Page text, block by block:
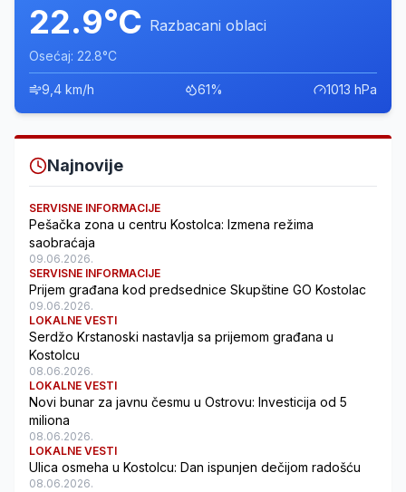
22.9°C Razbacani oblaci
Osećaj: 22.8°C
9,4 km/h 61% 1013 hPa
Najnovije
SERVISNE INFORMACIJE
Pešačka zona u centru Kostolca: Izmena režima
saobraćaja
09.06.2026.
SERVISNE INFORMACIJE
Prijem građana kod predsednice Skupštine GO Kostolac
09.06.2026.
LOKALNE VESTI
Serdžo Krstanoski nastavlja sa prijemom građana u
Kostolcu
08.06.2026.
LOKALNE VESTI
Novi bunar za javnu česmu u Ostrovu: Investicija od 5
miliona
08.06.2026.
LOKALNE VESTI
Ulica osmeha u Kostolcu: Dan ispunjen dečijom radošću
08.06.2026.